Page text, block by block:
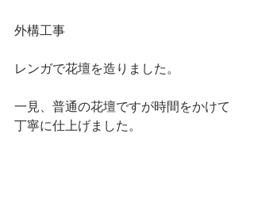
外構工事
レンガで花壇を造りました。
一見、普通の花壇ですが時間をかけて
丁寧に仕上げました。